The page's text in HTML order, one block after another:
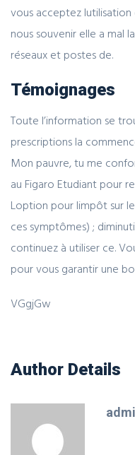
vous acceptez
nous souvenir elle a mal
réseaux et postes de.
Témoignages
Toute l’information se
prescriptions la
Mon pauvre, tu me
au Figaro Etudiant pour
Loption pour limpôt sur
ces symptômes) ;
continuez à utiliser ce.
pour vous garantir une
VGgjGw
Author Details